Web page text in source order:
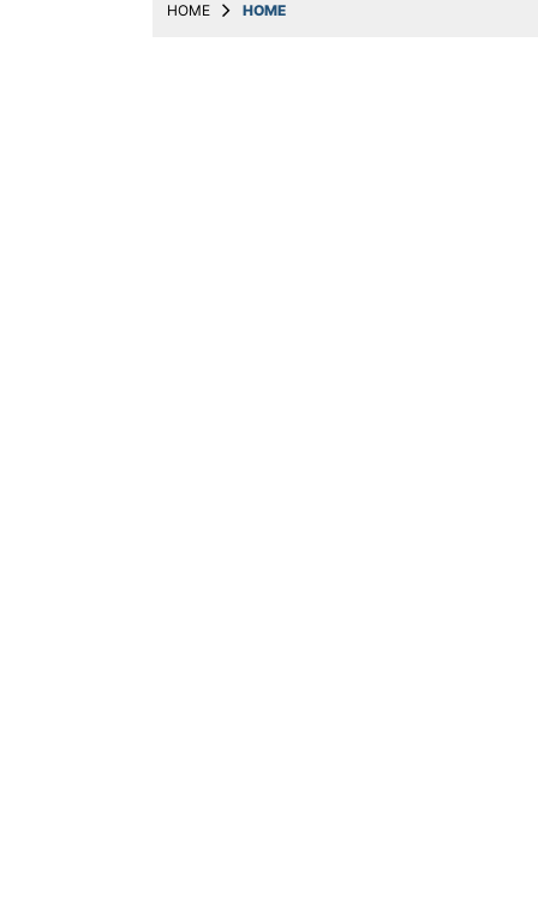
HOME HOME